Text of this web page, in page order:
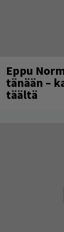
Eppu
tänään –
täältä